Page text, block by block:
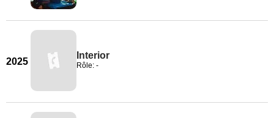
2025
Interior
Rôle: -